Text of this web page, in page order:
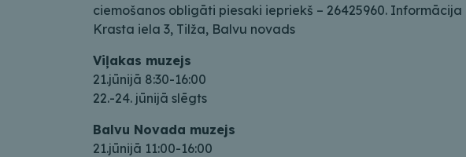
ciemošanos obligāti piesaki iepriekš – 26425960.
Krasta iela 3, Tilža, Balvu novads
Viļakas muzejs
21.jūnijā 8:30-16:00
22.-24. jūnijā slēgts
Balvu Novada muzejs
21.jūnijā 11:00-16:00